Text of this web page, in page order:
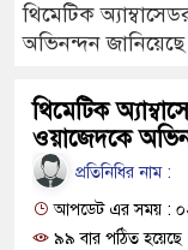
থিমেটিক
অভিনন্দন
থিমেটিক
ওয়াজেদকে
প্রতিনিধির নাম :
আপডেট এর সময় :
৯৯ বার পঠিত হয়েছে